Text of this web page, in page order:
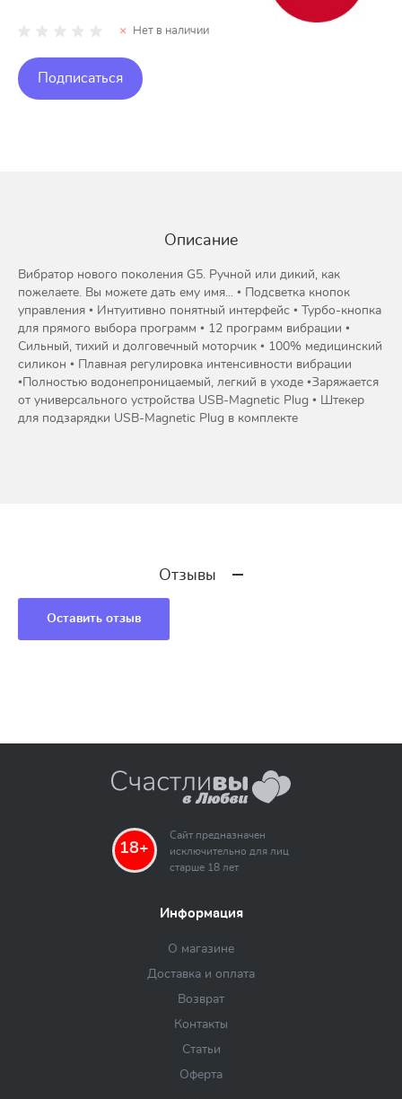
Нет в наличии
Подписаться
Описание
Вибратор нового поколения G5. Ручной или дикий, как
пожелаете. Вы можете дать ему имя... • Подсветка кнопок
управления • Интуитивно понятный интерфейс • Турбо-кнопка
для прямого выбора программ • 12 программ вибрации •
Сильный, тихий и долговечный моторчик • 100% медицинский
силикон • Плавная регулировка интенсивности вибрации
•Полностью водонепроницаемый, легкий в уходе •Заряжается
от универсального устройства USB-Magnetic Plug • Штекер
для подзарядки USB-Magnetic Plug в комплекте
Отзывы
Оставить отзыв
18+
Сайт предназначен
исключительно для лиц
старше 18 лет
Информация
О магазине
Доставка и оплата
Возврат
Контакты
Статьи
Оферта